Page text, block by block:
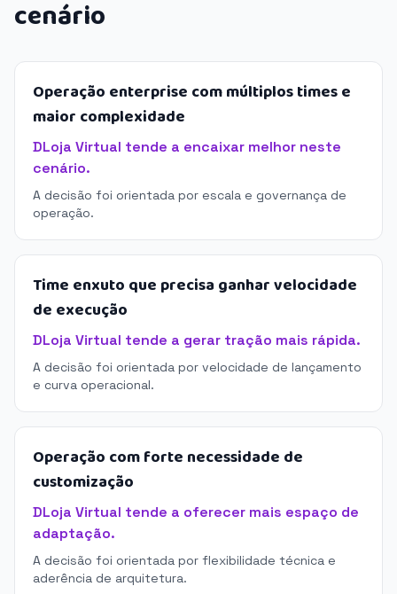
cenário
Operação enterprise com múltiplos times e
maior complexidade
DLoja Virtual tende a encaixar melhor neste
cenário.
A decisão foi orientada por escala e governança de
operação.
Time enxuto que precisa ganhar velocidade
de execução
DLoja Virtual tende a gerar tração mais rápida.
A decisão foi orientada por velocidade de lançamento
e curva operacional.
Operação com forte necessidade de
customização
DLoja Virtual tende a oferecer mais espaço de
adaptação.
A decisão foi orientada por flexibilidade técnica e
aderência de arquitetura.